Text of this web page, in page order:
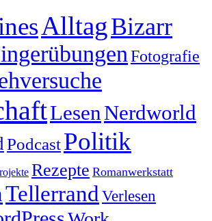
AlltagBizarr
Fotografie
Lesen Nerdworld
PodcastPolitik
Rezepte Romanwerkstatt
Tellerrand Verlesen